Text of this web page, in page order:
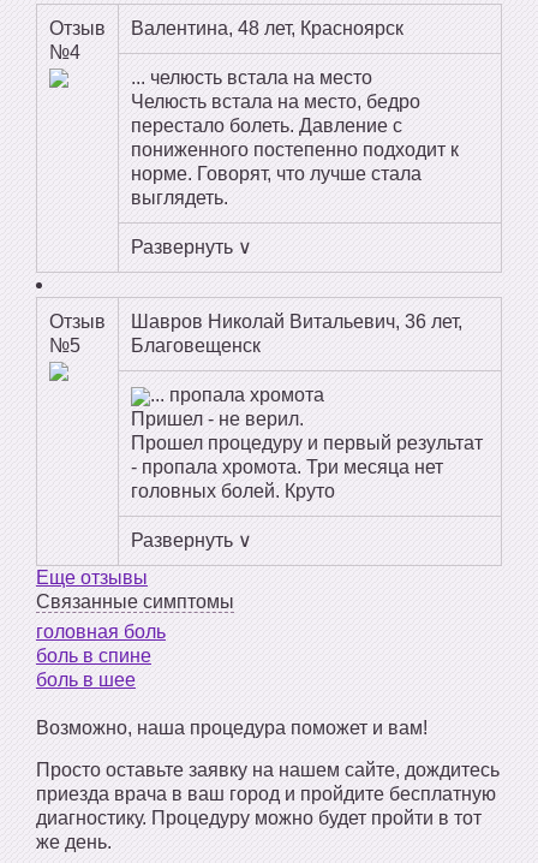
Отзыв
№4
Валентина, 48 лет, Красноярск
... челюсть встала на место
Челюсть встала на место, бедро
перестало болеть. Давление с
пониженного постепенно подходит к
норме. Говорят, что лучше стала
выглядеть.
Развернуть ∨
Отзыв
№5
Шавров Николай Витальевич, 36 лет,
Благовещенск
... пропала хромота
Пришел - не верил.
Прошел процедуру и первый результат
- пропала хромота. Три месяца нет
головных болей. Круто
Развернуть ∨
Еще отзывы
Связанные симптомы
головная боль
боль в спине
боль в шее
Возможно, наша процедура поможет и вам!
Просто оставьте заявку на нашем сайте, дождитесь
приезда врача в ваш город и пройдите бесплатную
диагностику. Процедуру можно будет пройти в тот
же день.